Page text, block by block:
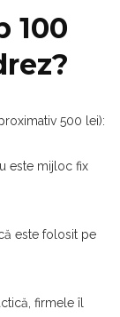
100
500 lei):
este mijloc fix
este folosit pe
firmele îl